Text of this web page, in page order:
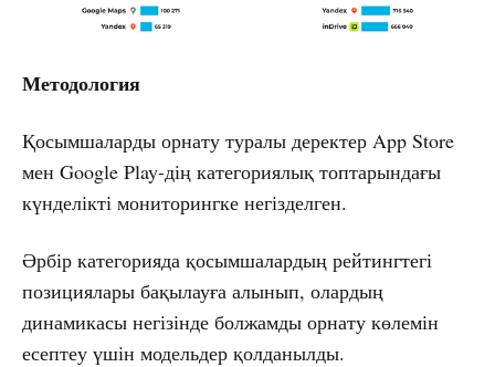
Методология
Қосымшаларды орнату туралы деректер App Store
мен Google Play-дің категориялық топтарындағы
күнделікті мониторингке негізделген.
Әрбір категорияда қосымшалардың рейтингтегі
позициялары бақылауға алынып, олардың
динамикасы негізінде болжамды орнату көлемін
есептеу үшін модельдер қолданылды.